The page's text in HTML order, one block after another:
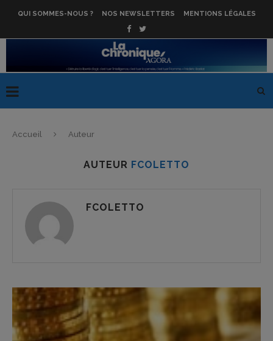
QUI SOMMES-NOUS ? NOS NEWSLETTERS MENTIONS LÉGALES
Accueil Auteur
AUTEUR FCOLETTO
FCOLETTO